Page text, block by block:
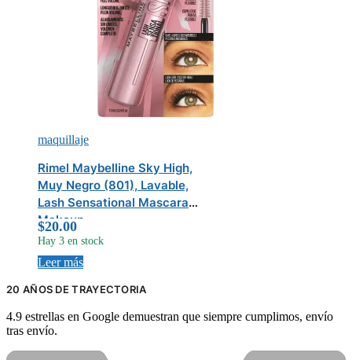
maquillaje
Rimel Maybelline Sky High,
Muy Negro (801), Lavable,
Lash Sensational Mascara
Makeup
$20.00
Hay 3 en stock
Leer más
20 AÑOS DE TRAYECTORIA
4.9 estrellas en Google demuestran que siempre cumplimos, envío
tras envío.